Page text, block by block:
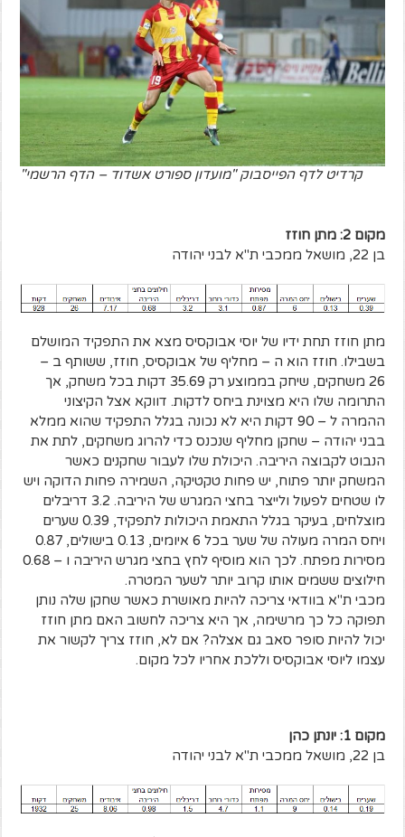
קרדיט לדף הפייסבוק "מועדון ספורט אשדוד – הדף הרשמי"
מקום 2: מתן חוזז
בן 22, מושאל ממכבי ת"א לבני יהודה
מתן חוזז תחת ידיו של יוסי אבוקסיס מצא את התפקיד המושלם
בשבילו. חוזז הוא ה – מחליף של אבוקסיס, חוזז, ששותף ב –
26 משחקים, שיחק בממוצע רק 35.69 דקות בכל משחק, אך
התרומה שלו היא מצוינת ביחס לדקות. דווקא אצל הקיצוני
ההמרה ל – 90 דקות היא לא נכונה בגלל התפקיד שהוא ממלא
בבני יהודה – שחקן מחליף שנכנס כדי להרוג משחקים, לתת את
הנבוט לקבוצה היריבה. היכולת שלו לעבור שחקנים כאשר
המשחק יותר פתוח, יש פחות טקטיקה, השמירה פחות הדוקה ויש
לו שטחים לפעול ולייצר בחצי המגרש של היריבה. 3.2 דריבלים
מוצלחים, בעיקר בגלל התאמת היכולות לתפקיד, 0.39 שערים
ויחס המרה מעולה של שער בכל 6 איומים, 0.13 בישולים, 0.87
מסירות מפתח. לכך הוא מוסיף לחץ בחצי מגרש היריבה ו – 0.68
חילוצים ששמים אותו קרוב יותר לשער המטרה.
מכבי ת"א בוודאי צריכה להיות מאושרת כאשר שחקן שלה נותן
תפוקה כל כך מרשימה, אך היא צריכה לחשוב האם מתן חוזז
יכול להיות סופר סאב גם אצלה? אם לא, חוזז צריך לקשור את
עצמו ליוסי אבוקסיס וללכת אחריו לכל מקום.
מקום 1: יונתן כהן
בן 22, מושאל ממכבי ת"א לבני יהודה